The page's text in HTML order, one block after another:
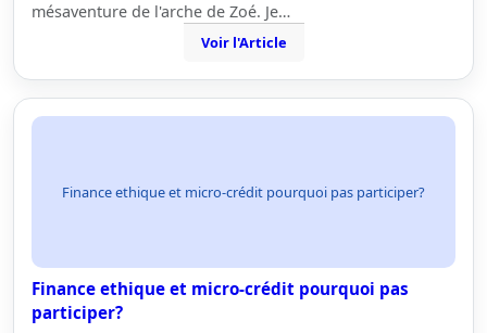
mésaventure de l'arche de Zoé. Je…
Voir l'Article
Finance ethique et micro-crédit pourquoi pas participer?
Finance ethique et micro-crédit pourquoi pas
participer?